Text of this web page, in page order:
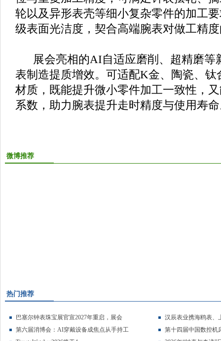
轮以及异形表壳等细小复杂零件的加工
级表面光洁度，契合高端腕表对做工精
展会亮相的AI自适应磨削、超精磨等
表制造提质增效。可适配K金、陶瓷、钛
材质，既能提升微小零件加工一致性，
系数，助力腕表提升走时精度与使用寿
微博推荐
热门推荐
巴塞尔钟表珠宝展官宣2027年重启，展会
汉辰表业携海鸥表、
第六届消博会：AI穿戴设备成焦点从手持工
第十四届中国数控机